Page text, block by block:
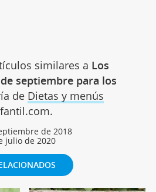
similares a Los
septiembre para los
de Dietas y menús
de 2018
julio de 2020